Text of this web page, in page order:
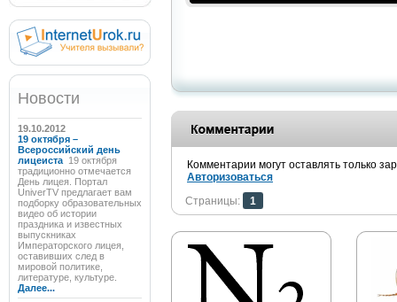
Новости
19.10.2012
19 октября –
Всероссийский день
лицеиста 19 октября
традиционно отмечается
День лицея. Портал
UniverTV предлагает вам
подборку образовательных
видео об истории
праздника и известных
выпускниках
Императорского лицея,
оставивших след в
мировой политике,
литературе, культуре.
Далее...
Комментарии могут оставлять только
Авторизоваться
Страницы:
1